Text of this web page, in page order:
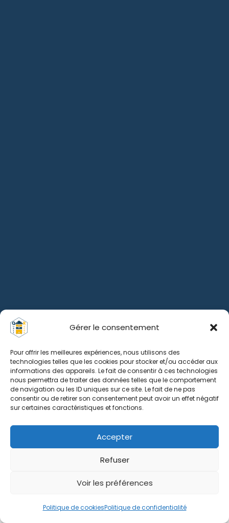
Gérer le consentement
Pour offrir les meilleures expériences, nous utilisons des
technologies telles que les cookies pour stocker et/ou accéder aux
informations des appareils. Le fait de consentir à ces technologies
nous permettra de traiter des données telles que le comportement
de navigation ou les ID uniques sur ce site. Le fait de ne pas
consentir ou de retirer son consentement peut avoir un effet négatif
sur certaines caractéristiques et fonctions.
Accepter
Refuser
Voir les préférences
Politique de cookiesPolitique de confidentialité